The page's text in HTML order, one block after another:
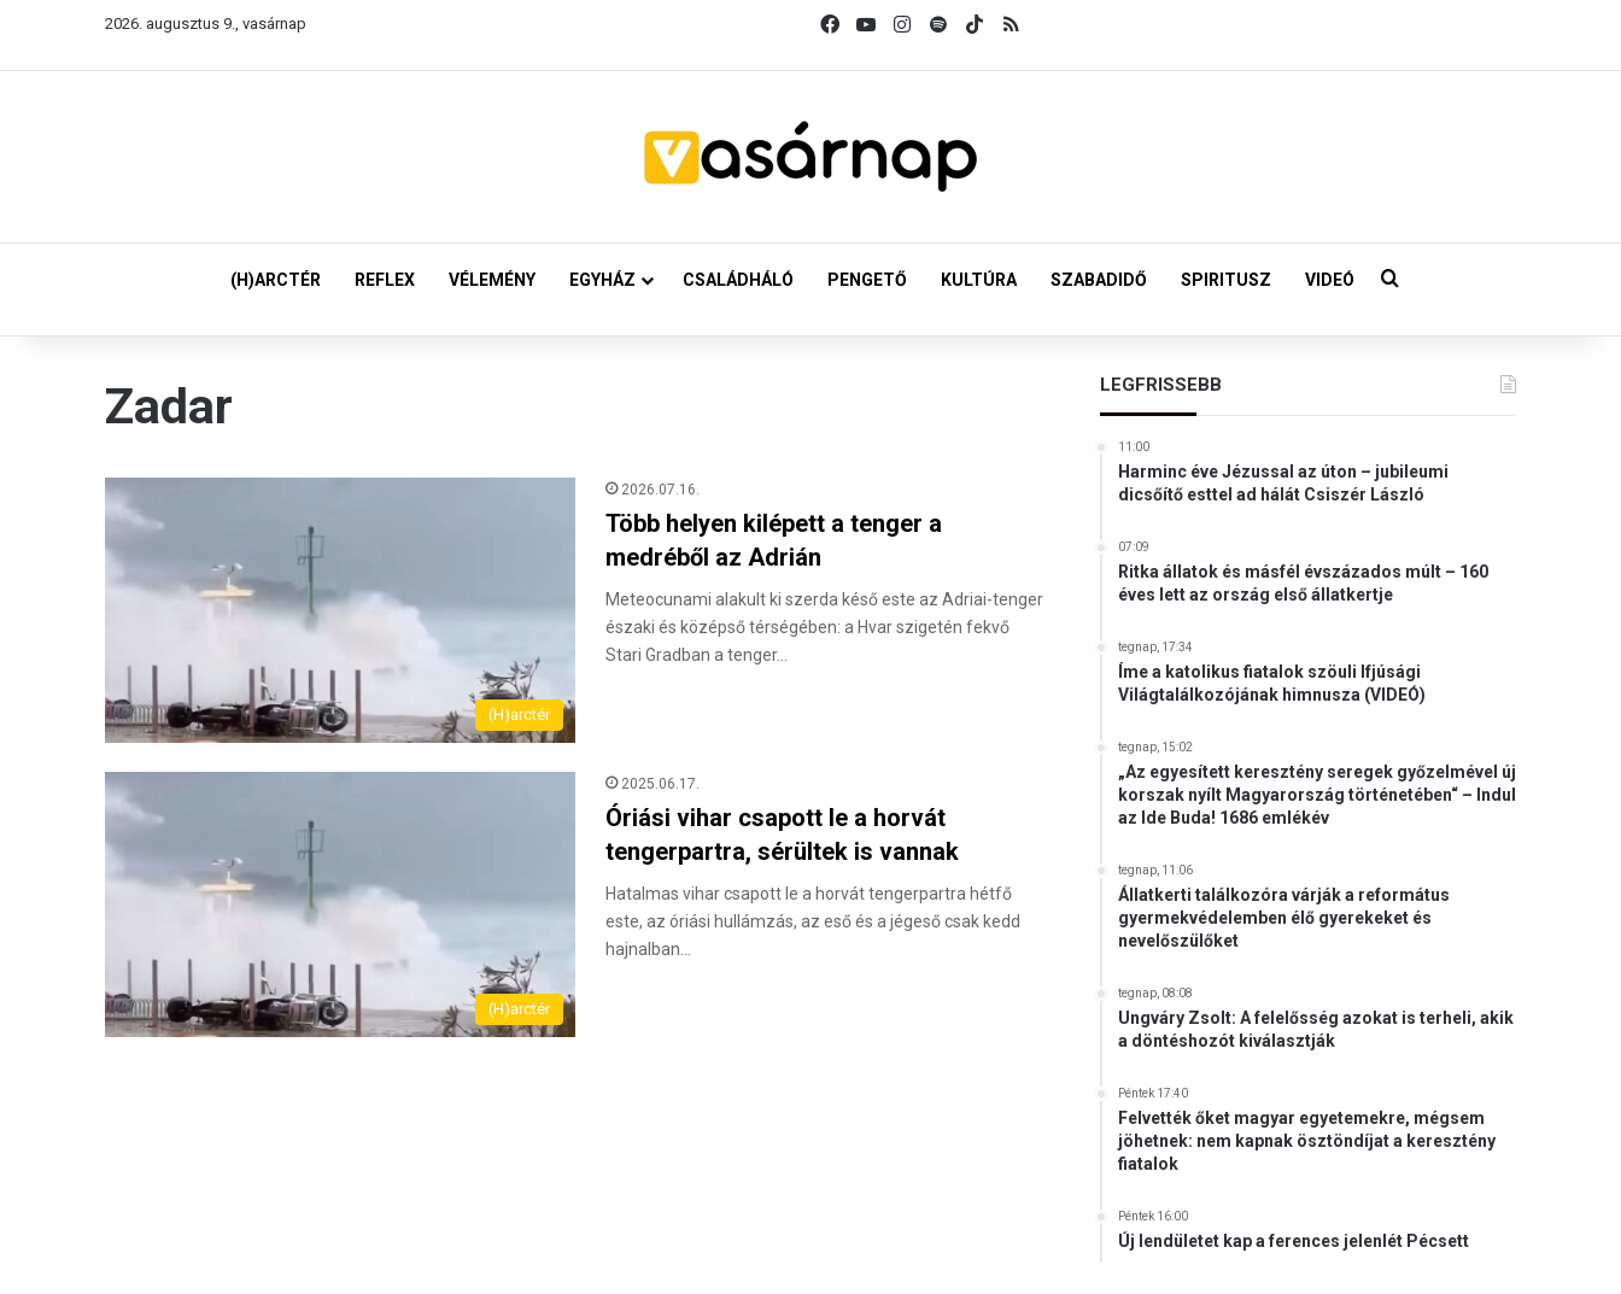
2026. augusztus 9., vasárnap FacebookYouTubeInstagramSpotifyTikTokRSS
(H)ARCTÉR REFLEX VÉLEMÉNY EGYHÁZ CSALÁDHÁLÓ PENGETŐ KULTÚRA SZABADIDŐ SPIRITUSZ VIDEÓ Keresés:
Zadar
(H)arctér
2026.07.16.
Több helyen kilépett a tenger a
medréből az Adrián
Meteocunami alakult ki szerda késő este az Adriai-tenger
északi és középső térségében: a Hvar szigetén fekvő
Stari Gradban a tenger…
(H)arctér
2025.06.17.
Óriási vihar csapott le a horvát
tengerpartra, sérültek is vannak
Hatalmas vihar csapott le a horvát tengerpartra hétfő
este, az óriási hullámzás, az eső és a jégeső csak kedd
hajnalban…
LEGFRISSEBB
11:00
Harminc éve Jézussal az úton – jubileumi
dicsőítő esttel ad hálát Csiszér László
07:09
Ritka állatok és másfél évszázados múlt – 160
éves lett az ország első állatkertje
tegnap, 17:34
Íme a katolikus fiatalok szöuli Ifjúsági
Világtalálkozójának himnusza (VIDEÓ)
tegnap, 15:02
„Az egyesített keresztény seregek győzelmével új
korszak nyílt Magyarország történetében“ – Indul
az Ide Buda! 1686 emlékév
tegnap, 11:06
Állatkerti találkozóra várják a református
gyermekvédelemben élő gyerekeket és
nevelőszülőket
tegnap, 08:08
Ungváry Zsolt: A felelősség azokat is terheli, akik
a döntéshozót kiválasztják
Péntek 17:40
Felvették őket magyar egyetemekre, mégsem
jöhetnek: nem kapnak ösztöndíjat a keresztény
fiatalok
Péntek 16:00
Új lendületet kap a ferences jelenlét Pécsett